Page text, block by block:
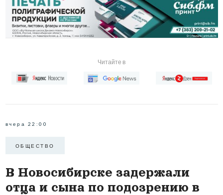
Читайте в
вчера 22:00
ОБЩЕСТВО
В Новосибирске задержали
отца и сына по подозрению в